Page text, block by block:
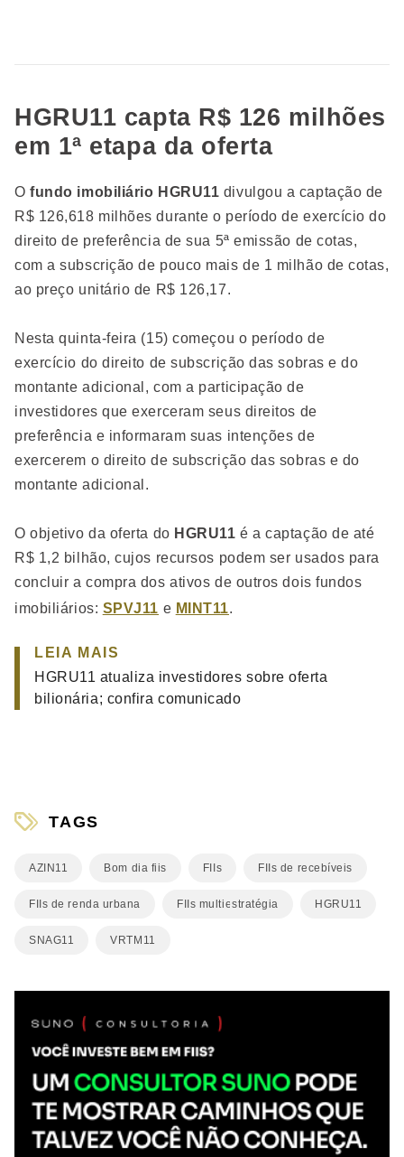
HGRU11 capta R$ 126 milhões
em 1ª etapa da oferta
Ofundo imobiliário HGRU11 divulgou a captação de
R$ 126,618 milhões durante o período de exercício do
direito de preferência de sua 5ª emissão de cotas,
com a subscrição de pouco mais de 1 milhão de cotas,
ao preço unitário de R$ 126,17.
Nesta quinta-feira (15) começou o período de
exercício do direito de subscrição das sobras e do
montante adicional, com a participação de
investidores que exerceram seus direitos de
preferência e informaram suas intenções de
exercerem o direito de subscrição das sobras e do
montante adicional.
O objetivo da oferta do HGRU11 é a captação de até
R$ 1,2 bilhão, cujos recursos podem ser usados para
concluir a compra dos ativos de outros dois fundos
imobiliários: SPVJ11 e MINT11.
LEIA MAIS
HGRU11 atualiza investidores sobre oferta
bilionária; confira comunicado
TAGS
AZIN11 Bom dia fiis FIIs FIIs de recebíveis
FIIs de renda urbana FIIs multiestratégia HGRU11
SNAG11 VRTM11